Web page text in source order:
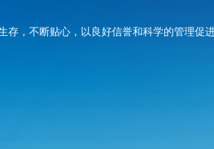
存，不断贴心，以良好信誉和科学的管理促